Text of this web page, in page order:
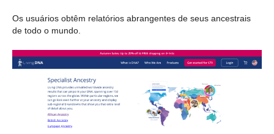
Os usuários obtêm relatórios abrangentes de seus ancestrais
de todo o mundo.